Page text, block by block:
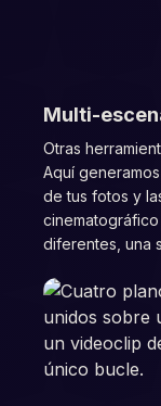
Multi-
Otras
Aquí
de tus fotos y
diferentes, una